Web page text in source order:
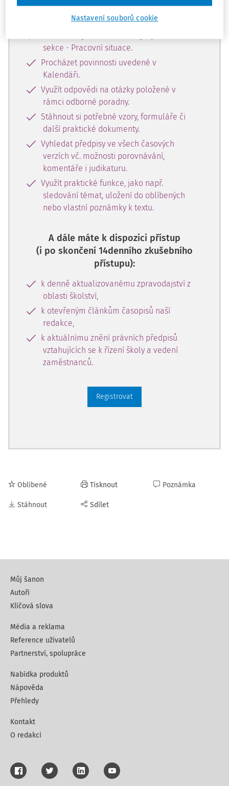
bezplatně:
sekce - Pracovní situace.
Procházet povinnosti uvedené v
Kalendáři.
Využít odpovědi na otázky položené v
rámci odborné poradny.
Stáhnout si potřebné vzory, formuláře či
další praktické dokumenty.
Vyhledat předpisy ve všech časových
verzích vč. možnosti porovnávání,
komentáře i judikaturu.
Využít praktické funkce, jako např.
sledování témat, uložení do oblíbených
nebo vlastní poznámky k textu.
A dále máte k dispozici přístup
(i po skončení 14denního zkušebního
přístupu):
k denně aktualizovanému zpravodajství z
oblasti školství,
k otevřeným článkům časopisů naší
redakce,
k aktuálnímu znění právních předpisů
vztahujících se k řízení školy a vedení
zaměstnanců.
Registrovat
Oblíbené
Stáhnout
Tisknout
Sdílet
Poznámka
Můj šanon
Autoři
Klíčová slova
Média a reklama
Reference uživatelů
Partnerství, spolupráce
Nabídka produktů
Nápověda
Přehledy
Kontakt
O redakci
Nastavení souborů cookie